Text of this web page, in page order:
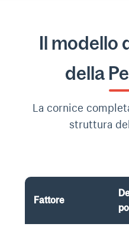
Il modello
della
La cornice
struttura
Fattore